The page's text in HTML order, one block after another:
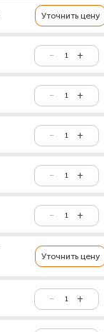
Уточнить цену
Уточнить цену